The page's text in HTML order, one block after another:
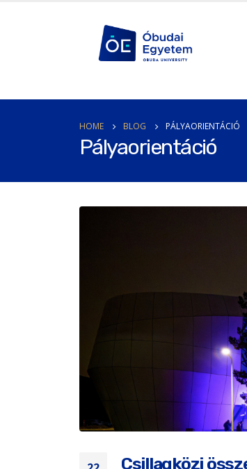
HOME BLOG PÁLYAORIENTÁCIÓ
Pályaorientáció
Csillagközi